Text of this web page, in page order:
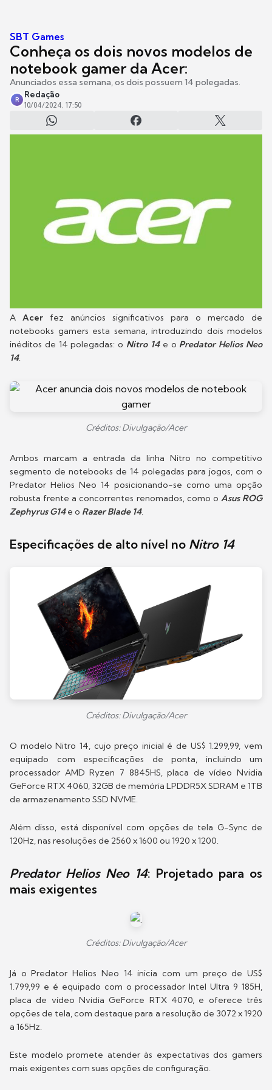
SBT Games
Conheça os dois novos modelos de
notebook gamer da Acer:
Anunciados essa semana, os dois possuem 14 polegadas.
R
Redação
10/04/2024, 17:50
A Acer fez anúncios significativos para o mercado de
notebooks gamers esta semana, introduzindo dois modelos
inéditos de 14 polegadas: o Nitro 14 e o Predator Helios Neo
14.
Créditos: Divulgação/Acer
Ambos marcam a entrada da linha Nitro no competitivo
segmento de notebooks de 14 polegadas para jogos, com o
Predator Helios Neo 14 posicionando-se como uma opção
robusta frente a concorrentes renomados, como o Asus ROG
Zephyrus G14e o Razer Blade 14.
Especificações de alto nível no Nitro 14
Créditos: Divulgação/Acer
O modelo Nitro 14, cujo preço inicial é de US$ 1.299,99, vem
equipado com especificações de ponta, incluindo um
processador AMD Ryzen 7 8845HS, placa de vídeo Nvidia
GeForce RTX 4060, 32GB de memória LPDDR5X SDRAM e 1TB
de armazenamento SSD NVME.
Além disso, está disponível com opções de tela G-Sync de
120Hz, nas resoluções de 2560 x 1600 ou 1920 x 1200.
Predator Helios Neo 14: Projetado para os
mais exigentes
Créditos: Divulgação/Acer
Já o Predator Helios Neo 14 inicia com um preço de US$
1.799,99 e é equipado com o processador Intel Ultra 9 185H,
placa de vídeo Nvidia GeForce RTX 4070, e oferece três
opções de tela, com destaque para a resolução de 3072 x 1920
a 165Hz.
Este modelo promete atender às expectativas dos gamers
mais exigentes com suas opções de configuração.